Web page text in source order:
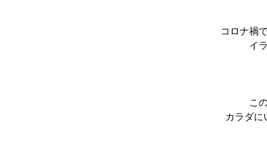
コロナ禍
イ
こ
カラダに